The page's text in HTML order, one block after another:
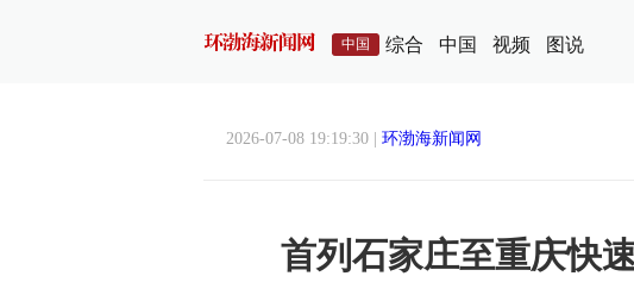
中国 综合 中国 视频 图说
2026-07-08 19:19:30 | 环渤海新闻网
首列石家庄至重庆快